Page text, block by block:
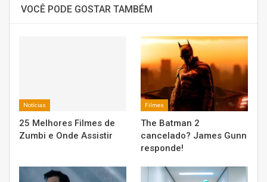
VOCÊ PODE GOSTAR TAMBÉM
Notícias
25 Melhores Filmes de
Zumbi e Onde Assistir
Filmes
The Batman 2
cancelado? James Gunn
responde!